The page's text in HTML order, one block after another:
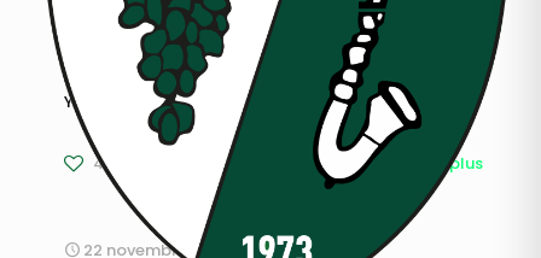
Compiègne / Suresnes
L’EQUIPE 1 Rougé (Ekenov m.t.) – 2 Rousseau (Rougé
60′) – 3 Coudert (Cebron de Lisle m.t.) – 4 Molho
Yama
40 En savoir plus
22 novembre 2014